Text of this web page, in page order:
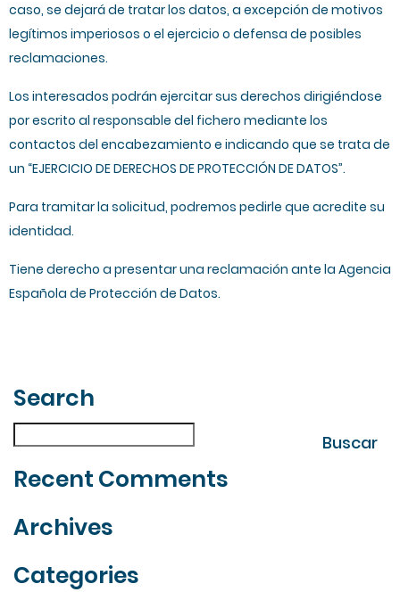
caso, se dejará de tratar los datos, a excepción de motivos
legítimos imperiosos o el ejercicio o defensa de posibles
reclamaciones.
Los interesados podrán ejercitar sus derechos dirigiéndose
por escrito al responsable del fichero mediante los
contactos del encabezamiento e indicando que se trata de
un “EJERCICIO DE DERECHOS DE PROTECCIÓN DE DATOS”.
Para tramitar la solicitud, podremos pedirle que acredite su
identidad.
Tiene derecho a presentar una reclamación ante la Agencia
Española de Protección de Datos.
Search
Buscar
Buscar
Recent Comments
Archives
Categories